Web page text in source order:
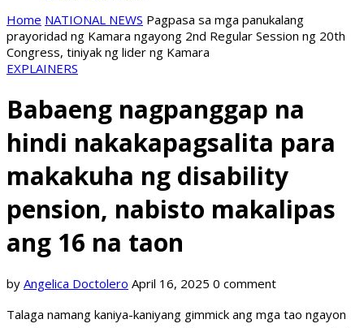
Home NATIONAL NEWS Pagpasa sa mga panukalang
prayoridad ng Kamara ngayong 2nd Regular Session ng 20th
Congress, tiniyak ng lider ng Kamara
EXPLAINERS
Babaeng nagpanggap na
hindi nakakapagsalita para
makakuha ng disability
pension, nabisto makalipas
ang 16 na taon
by Angelica Doctolero April 16, 2025 0 comment
Talaga namang kaniya-kaniyang gimmick ang mga tao ngayon